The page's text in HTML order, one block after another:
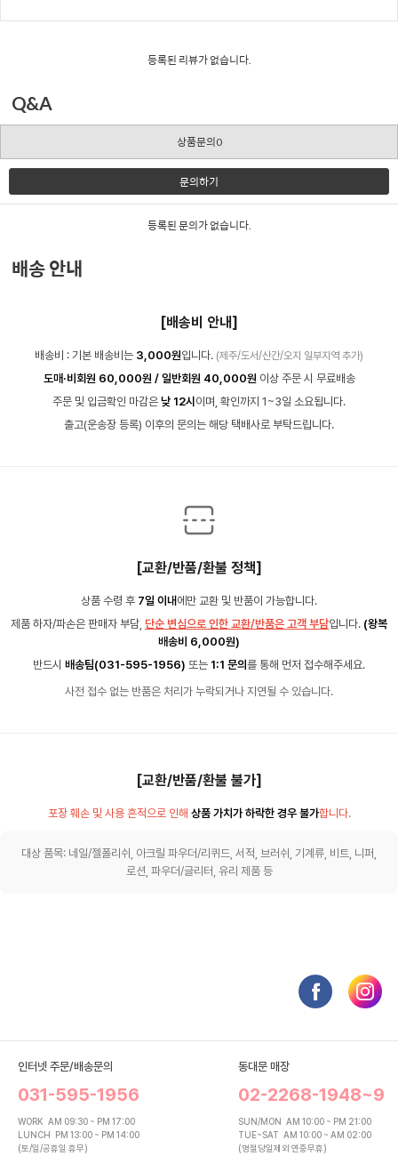
등록된 리뷰가 없습니다.
Q&A
상품문의0
문의하기
등록된 문의가 없습니다.
배송 안내
[배송비 안내]
배송비 : 기본 배송비는 3,000원입니다. (제주/도서/산간/오지 일부지역 추가)
도매·비회원 60,000원 / 일반회원 40,000원 이상 주문 시 무료배송
주문 및 입금확인 마감은 낮 12시 이며, 확인까지 1~3일 소요됩니다.
출고(운송장 등록) 이후의 문의는 해당 택배사로 부탁드립니다.
[교환/반품/환불 정책]
상품 수령 후 7일 이내 에만 교환 및 반품이 가능합니다.
제품 하자/파손은 판매자 부담, 단순 변심으로 인한 교환/반품은 고객 부담입니다. (왕복
배송비 6,000원)
반드시 배송팀(031-595-1956) 또는 1:1 문의 를 통해 먼저 접수해주세요.
사전 접수 없는 반품은 처리가 누락되거나 지연될 수 있습니다.
[교환/반품/환불 불가]
포장 훼손 및 사용 흔적으로 인해 상품 가치가 하락한 경우 불가합니다.
대상 품목: 네일/젤폴리쉬, 아크릴 파우더/리퀴드, 서적, 브러쉬, 기계류, 비트, 니퍼,
로션, 파우더/글리터, 유리 제품 등
인터넷 주문/배송문의
031-595-1956
WORK AM 09:30 ~ PM 17:00
LUNCH PM 13:00 ~ PM 14:00
(토/일/공휴일 휴무)
동대문 매장
02-2268-1948~9
SUN/MON AM 10:00 ~ PM 21:00
TUE~SAT AM 10:00 ~ AM 02:00
(명절당일제외 연중무휴)